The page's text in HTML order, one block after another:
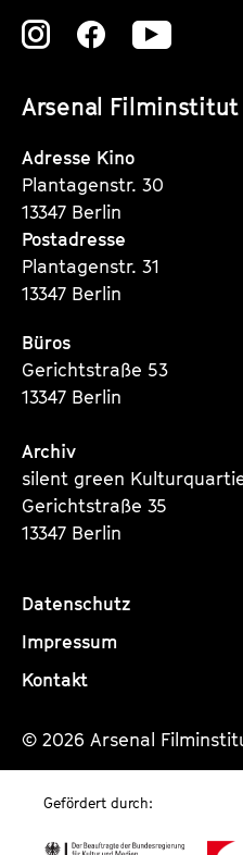
Arsenal Filminstitut
Zu
Instagram
Seite
Zu
Instagram
Seite
Zu
Adresse Kino
Plantagenstr. 30
13347 Berlin
Postadresse
Plantagenstr. 31
13347 Berlin
Büros
Gerichtstraße 53
13347 Berlin
Archiv
silent green
Gerichtstraße 35
13347 Berlin
Datenschutz
Impressum
Kontakt
© 2026 Arsenal
Gefördert durch: